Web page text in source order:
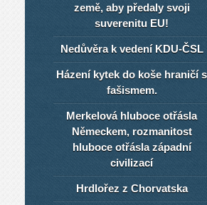
země, aby předaly svoji
suverenitu EU!
Nedůvěra k vedení KDU-ČSL
Házení kytek do koše hraničí s
fašismem.
Merkelová hluboce otřásla
Německem, rozmanitost
hluboce otřásla západní
civilizací
Hrdlořez z Chorvatska